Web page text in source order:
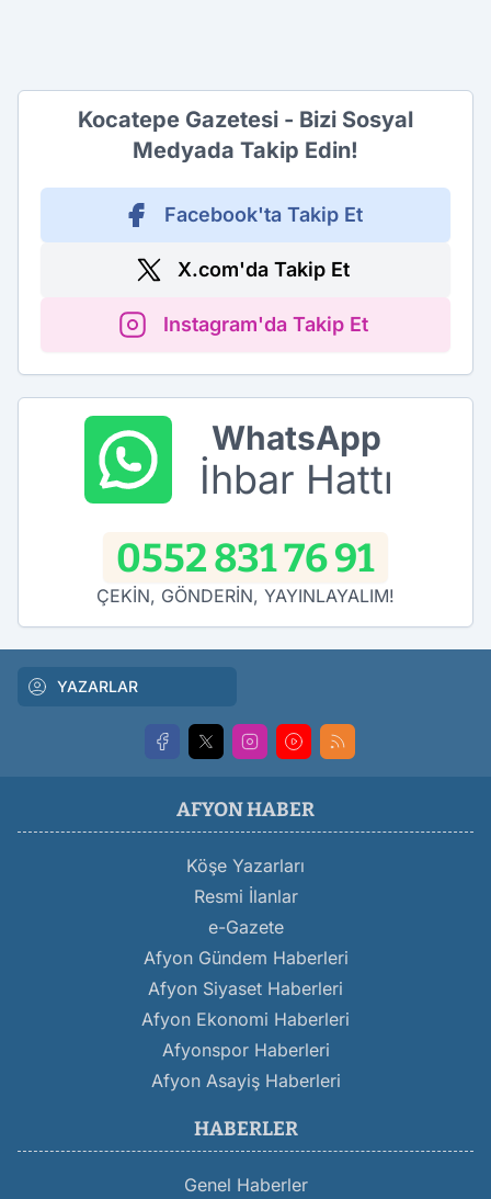
Kocatepe Gazetesi - Bizi Sosyal
Medyada Takip Edin!
Facebook'ta Takip Et
X.com'da Takip Et
Instagram'da Takip Et
WhatsApp
İhbar Hattı
0552 831 76 91
ÇEKİN, GÖNDERİN, YAYINLAYALIM!
YAZARLAR
AFYON HABER
Köşe Yazarları
Resmi İlanlar
e-Gazete
Afyon Gündem Haberleri
Afyon Siyaset Haberleri
Afyon Ekonomi Haberleri
Afyonspor Haberleri
Afyon Asayiş Haberleri
HABERLER
Genel Haberler